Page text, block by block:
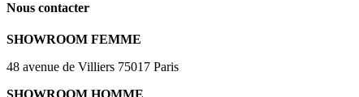
Nous contacter
SHOWROOM FEMME
48 avenue de Villiers 75017 Paris
SHOWROOM HOMME